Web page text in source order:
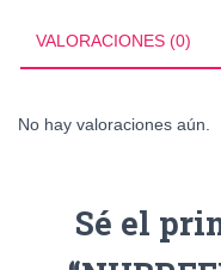
VALORACIONES (0)
No hay valoraciones aún.
Sé el